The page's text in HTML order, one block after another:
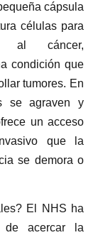
cápsula
células para
al cáncer,
condición que
tumores. En
se agraven y
un acceso
que la
se demora o
El NHS ha
de acercar la